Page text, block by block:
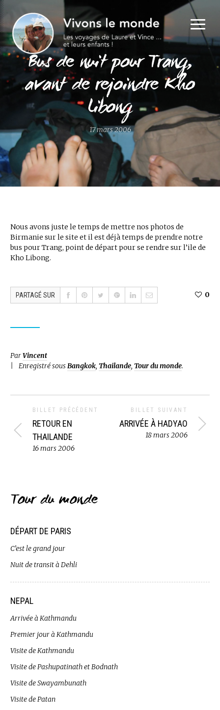
Bus de nuit pour Trang,
avant de rejoindre Kho
Libong
17 mars 2006
Nous avons juste le temps de mettre nos photos de
Birmanie sur le site et il est déjà temps de prendre notre
bus pour Trang, point de départ pour se rendre sur l’ile de
Kho Libong.
PARTAGÉ SUR 0
ParVincent
Enregistré sousBangkok, Thailande, Tour du monde.
BILLET PRÉCÉDENT
RETOUR EN
THAILANDE
16 mars 2006
BILLET SUIVANT
ARRIVÉE À HADYAO
18 mars 2006
Tour du monde
DÉPART DE PARIS
C’est le grand jour
Nuit de transit à Dehli
NEPAL
Arrivée à Kathmandu
Premier jour à Kathmandu
Visite de Kathmandu
Visite de Pashupatinath et Bodnath
Visite de Swayambunath
Visite de Patan